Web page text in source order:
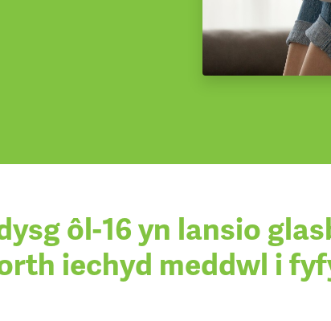
ôl-16 yn lansio
iechyd meddwl i